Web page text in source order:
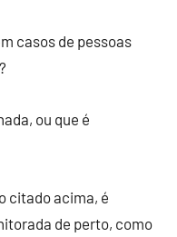
casos de pessoas
ou que é
citado acima, é
de perto, como